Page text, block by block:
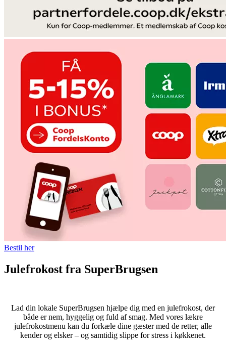
Bestil her
Julefrokost fra SuperBrugsen
Lad din lokale SuperBrugsen hjælpe dig med en julefrokost, der
både er nem, hyggelig og fuld af smag. Med vores lækre
julefrokostmenu kan du forkæle dine gæster med de retter, alle
kender og elsker – og samtidig slippe for stress i køkkenet.